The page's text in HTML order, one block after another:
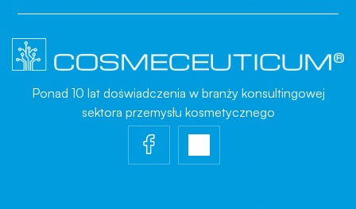
Ponad 10 lat doświadczenia w branży konsultingowej
sektora przemysłu kosmetycznego